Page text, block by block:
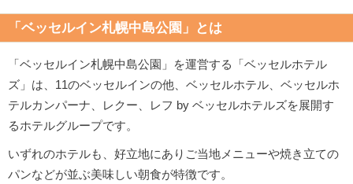
「ベッセルイン札幌中島公園」とは
「ベッセルイン札幌中島公園」を運営する「ベッセルホテル
ズ」は、11のベッセルインの他、ベッセルホテル、ベッセルホ
テルカンパーナ、レクー、レフ by ベッセルホテルズを展開す
るホテルグループです。
いずれのホテルも、好立地にありご当地メニューや焼き立ての
パンなどが並ぶ美味しい朝食が特徴です。